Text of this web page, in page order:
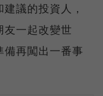
議的投資人，
一起改變世
再闖出一番事